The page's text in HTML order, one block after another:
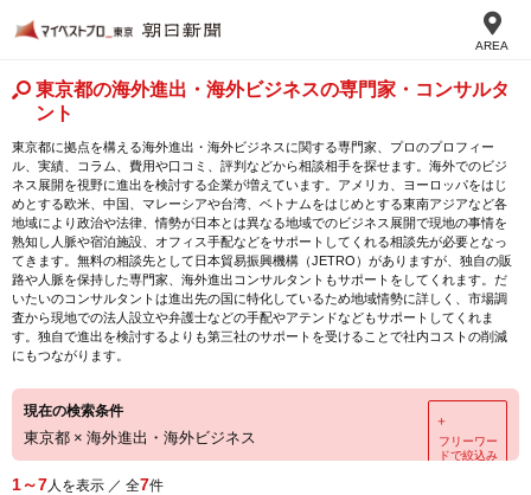
AREA
東京都の海外進出・海外ビジネスの専門家・コンサルタ
ント
東京都に拠点を構える海外進出・海外ビジネスに関する専門家、プロのプロフィー
ル、実績、コラム、費用や口コミ、評判などから相談相手を探せます。海外でのビジ
ネス展開を視野に進出を検討する企業が増えています。アメリカ、ヨーロッパをはじ
めとする欧米、中国、マレーシアや台湾、ベトナムをはじめとする東南アジアなど各
地域により政治や法律、情勢が日本とは異なる地域でのビジネス展開で現地の事情を
熟知し人脈や宿泊施設、オフィス手配などをサポートしてくれる相談先が必要となっ
てきます。無料の相談先として日本貿易振興機構（JETRO）がありますが、独自の販
路や人脈を保持した専門家、海外進出コンサルタントもサポートをしてくれます。だ
いたいのコンサルタントは進出先の国に特化しているため地域情勢に詳しく、市場調
査から現地での法人設立や弁護士などの手配やアテンドなどもサポートしてくれま
す。独自で進出を検討するよりも第三社のサポートを受けることで社内コストの削減
にもつながります。
現在の検索条件
東京都 × 海外進出・海外ビジネス
＋
フリーワー
ドで絞込み
1～7人を表示 ／ 全7件